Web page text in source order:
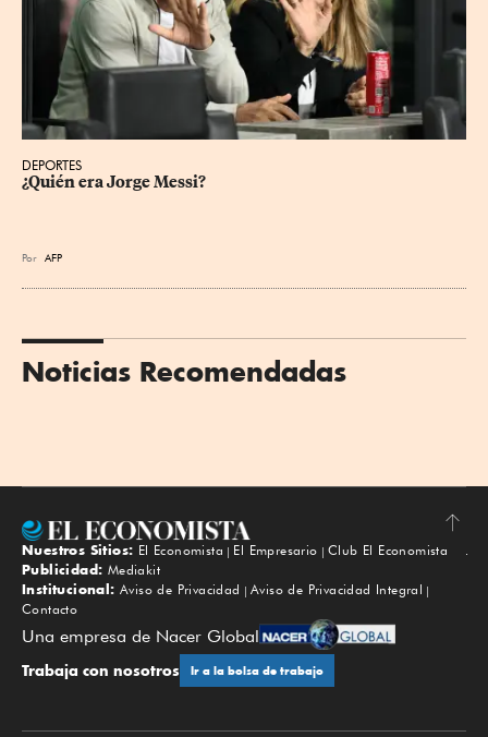
DEPORTES
¿Quién era Jorge Messi?
Por AFP
Noticias Recomendadas
Subir
Nuestros Sitios: El Economista El Empresario
Club El Economista
Publicidad: Mediakit
Institucional: Aviso de Privacidad
Aviso de Privacidad Integral
Contacto
Una empresa de Nacer Global
Trabaja con nosotros Ir a la bolsa de trabajo